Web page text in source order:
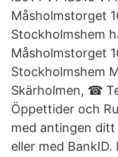
Måsholmstorget
Stockholmshem
Måsholmstorget
Stockholmshem
Skärholmen, ☎
Öppettider och
med antingen
eller med